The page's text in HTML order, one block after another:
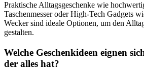
Praktische Alltagsgeschenke wie
Taschenmesser oder High-Tech Gadgets
Wecker sind ideale Optionen, um den
gestalten.
Welche Geschenkideen eignen
der alles hat?